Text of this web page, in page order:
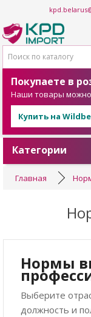
Покупаете в
Наши товары можно
Купить на
Категории
Главная
Нормы
Выберите
должность и